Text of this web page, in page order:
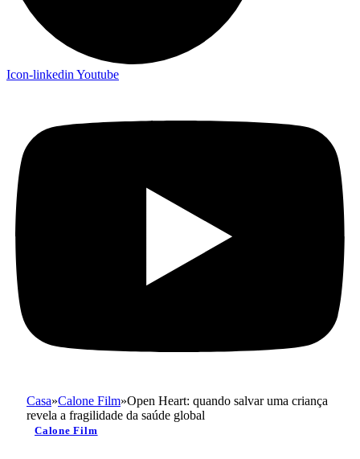
Icon-linkedin Youtube
Casa»Calone Film»Open Heart: quando salvar uma criança
revela a fragilidade da saúde global
Calone Film